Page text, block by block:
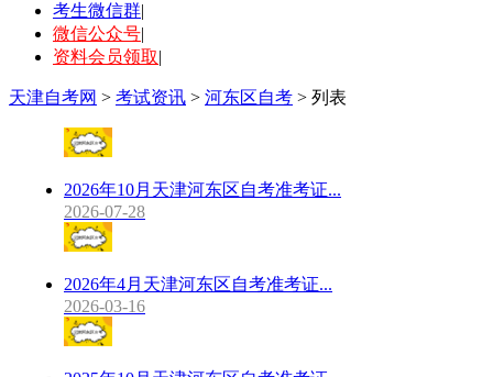
考生微信群|
微信公众号|
资料会员领取|
天津自考网 > 考试资讯 > 河东区自考 > 列表
2026年10月天津河东区自考准考证...
2026-07-28
2026年4月天津河东区自考准考证...
2026-03-16